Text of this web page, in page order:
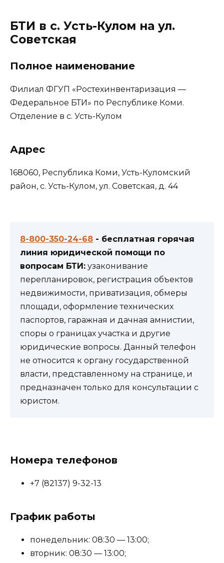
БТИ в с. Усть-Кулом на ул.
Советская
Полное наименование
Филиал ФГУП «Ростехинвентаризация —
Федеральное БТИ» по Республике Коми.
Отделение в c. Усть-Кулом
Адрес
168060, Республика Коми, Усть-Куломский
район, с. Усть-Кулом, ул. Советская, д. 44
8-800-350-24-68 - бесплатная горячая
линия юридической помощи по
вопросам БТИ: узаконивание
перепланировок, регистрация объектов
недвижимости, приватизация, обмеры
площади, оформление технических
паспортов, гаражная и дачная амнистии,
споры о границах участка и другие
юридические вопросы. Данный телефон
не относится к органу государственной
власти, представленному на странице, и
предназначен только для консультации с
юристом.
Номера телефонов
+7 (82137) 9-32-13
График работы
понедельник: 08:30 — 13:00;
вторник: 08:30 — 13:00;